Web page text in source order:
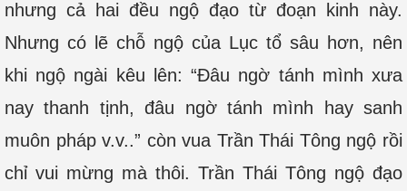
nhưng cả hai đều ngộ đạo từ đoạn kinh này.
Nhưng có lẽ chỗ ngộ của Lục tổ sâu hơn, nên
khi ngộ ngài kêu lên: “Đâu ngờ tánh mình xưa
nay thanh tịnh, đâu ngờ tánh mình hay sanh
muôn pháp v.v..” còn vua Trần Thái Tông ngộ rồi
chỉ vui mừng mà thôi. Trần Thái Tông ngộ đạo